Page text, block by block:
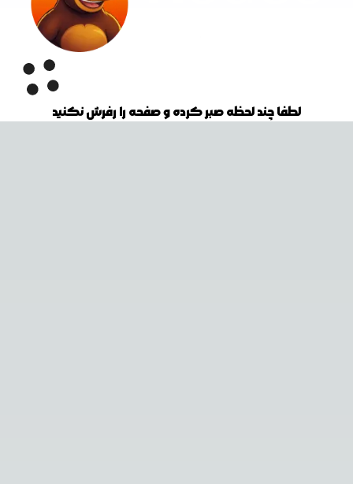
لطفا چند لحظه صبر کرده و صفحه را رفرش نکنید